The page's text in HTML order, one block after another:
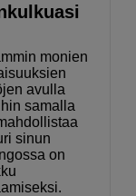
monien
avulla
samalla
sinun
on